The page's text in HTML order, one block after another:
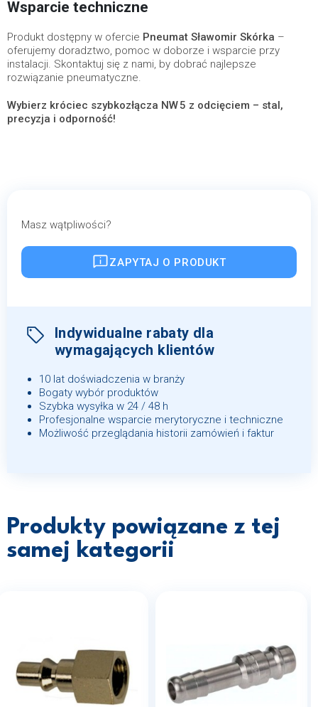
Wsparcie techniczne
Produkt dostępny w ofercie Pneumat Sławomir Skórka –
oferujemy doradztwo, pomoc w doborze i wsparcie przy
instalacji. Skontaktuj się z nami, by dobrać najlepsze
rozwiązanie pneumatyczne.
Wybierz króciec szybkozłącza NW 5 z odcięciem – stal,
precyzja i odporność!
Masz wątpliwości?
ZAPYTAJ O PRODUKT
Indywidualne rabaty dla
wymagających klientów
10 lat doświadczenia w branży
Bogaty wybór produktów
Szybka wysyłka w 24 / 48 h
Profesjonalne wsparcie merytoryczne i techniczne
Możliwość przeglądania historii zamówień i faktur
Produkty powiązane z tej
samej kategorii